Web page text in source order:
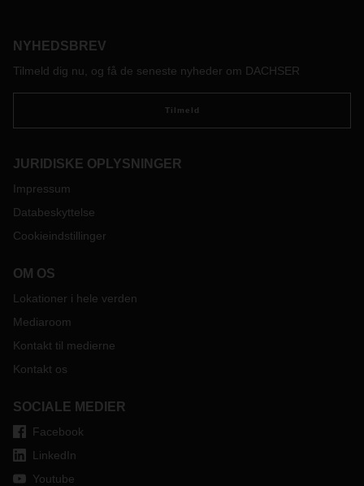
være med til at effektivisere transport af stykgods, part loads
NYHEDSBREV
Tilmeld dig nu, og få de seneste nyheder om DACHSER
Tilmeld
JURIDISKE OPLYSNINGER
Impressum
Databeskyttelse
Cookieindstillinger
OM OS
Lokationer i hele verden
Mediaroom
Kontakt til medierne
Kontakt os
SOCIALE MEDIER
Facebook
LinkedIn
Youtube